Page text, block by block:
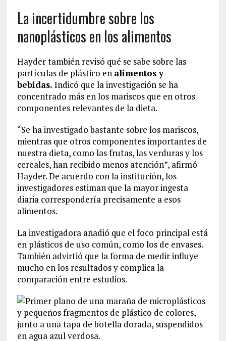
La incertidumbre sobre los
nanoplásticos en los alimentos
Hayder también revisó qué se sabe sobre las
partículas de plástico en alimentos y
bebidas. Indicó que la investigación se ha
concentrado más en los mariscos que en otros
componentes relevantes de la dieta.
“Se ha investigado bastante sobre los mariscos,
mientras que otros componentes importantes de
nuestra dieta, como las frutas, las verduras y los
cereales, han recibido menos atención”, afirmó
Hayder. De acuerdo con la institución, los
investigadores estiman que la mayor ingesta
diaria correspondería precisamente a esos
alimentos.
La investigadora añadió que el foco principal está
en plásticos de uso común, como los de envases.
También advirtió que la forma de medir influye
mucho en los resultados y complica la
comparación entre estudios.